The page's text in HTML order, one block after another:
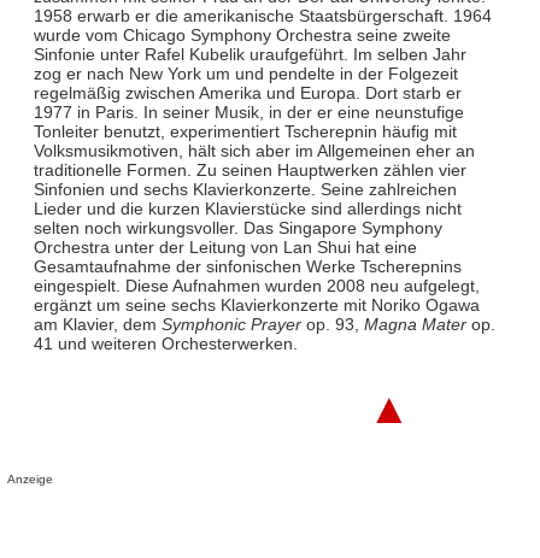
1958 erwarb er die amerikanische Staatsbürgerschaft. 1964
wurde vom Chicago Symphony Orchestra seine zweite
Sinfonie unter Rafel Kubelik uraufgeführt. Im selben Jahr
zog er nach New York um und pendelte in der Folgezeit
regelmäßig zwischen Amerika und Europa. Dort starb er
1977 in Paris. In seiner Musik, in der er eine neunstufige
Tonleiter benutzt, experimentiert Tscherepnin häufig mit
Volksmusikmotiven, hält sich aber im Allgemeinen eher an
traditionelle Formen. Zu seinen Hauptwerken zählen vier
Sinfonien und sechs Klavierkonzerte. Seine zahlreichen
Lieder und die kurzen Klavierstücke sind allerdings nicht
selten noch wirkungsvoller. Das Singapore Symphony
Orchestra unter der Leitung von Lan Shui hat eine
Gesamtaufnahme der sinfonischen Werke Tscherepnins
eingespielt. Diese Aufnahmen wurden 2008 neu aufgelegt,
ergänzt um seine sechs Klavierkonzerte mit Noriko Ogawa
am Klavier, dem Symphonic Prayerop. 93, Magna Materop.
41 und weiteren Orchesterwerken.
▲
Anzeige